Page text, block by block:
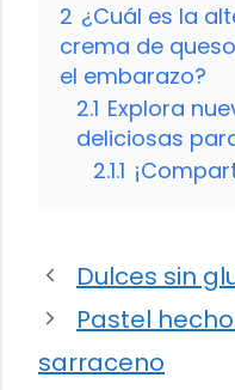
2 ¿Cuál es la
crema de
el embarazo?
2.1 Explora
deliciosas
2.1.1
Dulces sin
Pastel
sarraceno